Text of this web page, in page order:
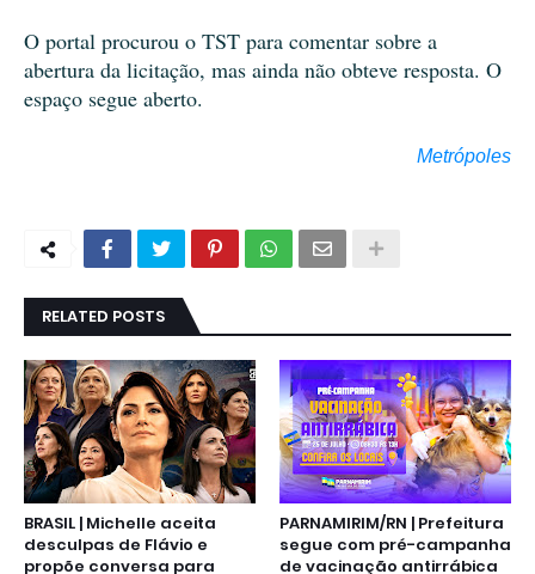
O portal procurou o TST para comentar sobre a
abertura da licitação, mas ainda não obteve resposta. O
espaço segue aberto.
Metrópoles
RELATED POSTS
BRASIL | Michelle aceita
desculpas de Flávio e
propõe conversa para
PARNAMIRIM/RN | Prefeitura
segue com pré-campanha
de vacinação antirrábica